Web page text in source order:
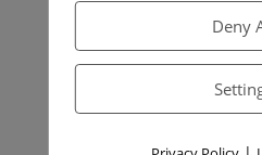
digitale nu funcționează fiabil
Podcast: Jgheab sau pod?
varianta de ocolire sudică
BNN+: Vine decizia privind
Deny